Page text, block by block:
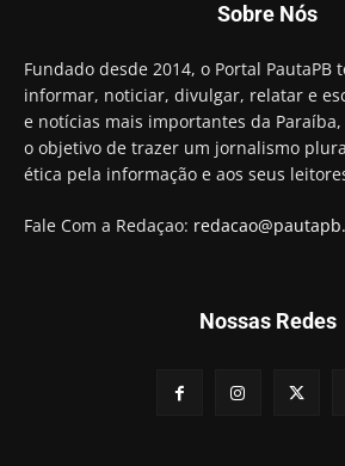
Sobre Nós
Fundado desde 2014, o Portal PautaPB
informar, noticiar, divulgar, relatar e
e notícias mais importantes da
o objetivo de trazer um jornalismo
ética pela informação e aos seus
Fale Com a Redaçao:
Nossas Redes